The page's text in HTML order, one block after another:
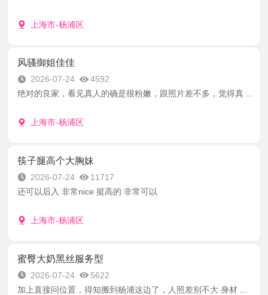
上海市-杨浦区
风骚御姐佳佳
2026-07-24
4592
绝对的良家，看见真人的确是很粉嫩，跟照片差不多，觉得真 ...
上海市-杨浦区
筷子腿高个大胸妹
2026-07-24
11717
还可以后入 非常nice 挺高的 非常可以
上海市-杨浦区
蜜臀大奶黑丝服务型
2026-07-24
5622
加上直接问位置，得知搬到杨浦这边了，人照差别不大 身材 ...